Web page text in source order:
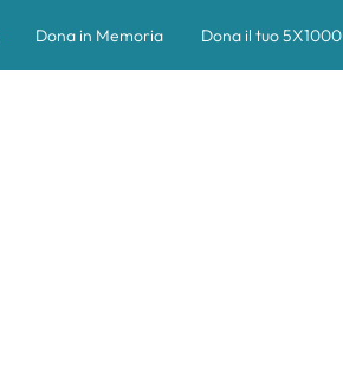
Dona in Memoria Dona il tuo 5X1000